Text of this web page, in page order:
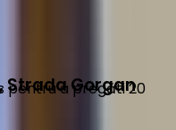
pentru a pregăti 20
,Strada Gorgan